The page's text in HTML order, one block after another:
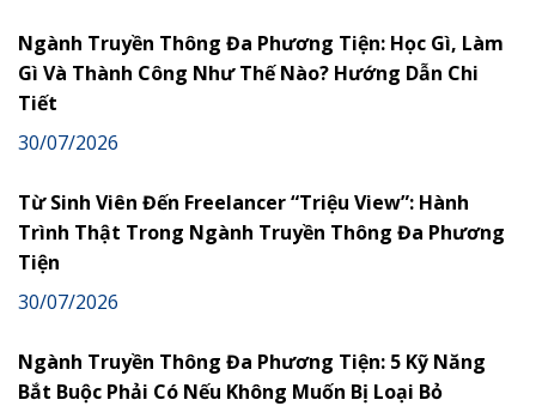
Ngành Truyền Thông Đa Phương Tiện: Học Gì, Làm
Gì Và Thành Công Như Thế Nào? Hướng Dẫn Chi
Tiết
30/07/2026
Từ Sinh Viên Đến Freelancer “Triệu View”: Hành
Trình Thật Trong Ngành Truyền Thông Đa Phương
Tiện
30/07/2026
Ngành Truyền Thông Đa Phương Tiện: 5 Kỹ Năng
Bắt Buộc Phải Có Nếu Không Muốn Bị Loại Bỏ